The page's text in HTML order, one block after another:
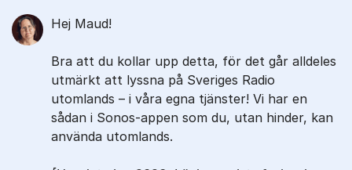
Hej Maud!
Bra att du kollar upp detta, för det går alldeles
utmärkt att lyssna på Sveriges Radio
utomlands – i våra egna tjänster! Vi har en
sådan i Sonos-appen som du, utan hinder, kan
använda utomlands.